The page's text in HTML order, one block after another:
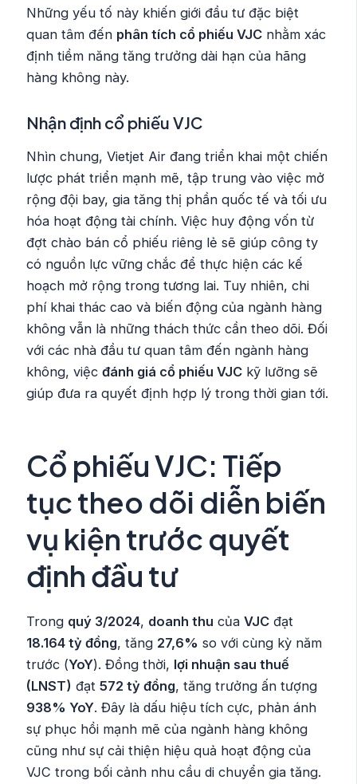
Những yếu tố này khiến giới đầu tư đặc biệt
quan tâm đến phân tích cổ phiếu VJC nhằm xác
định tiềm năng tăng trưởng dài hạn của hãng
hàng không này.
Nhận định cổ phiếuVJC
Nhìn chung, Vietjet Air đang triển khai một chiến
lược phát triển mạnh mẽ, tập trung vào việc mở
rộng đội bay, gia tăng thị phần quốc tế và tối ưu
hóa hoạt động tài chính. Việc huy động vốn từ
đợt chào bán cổ phiếu riêng lẻ sẽ giúp công ty
có nguồn lực vững chắc để thực hiện các kế
hoạch mở rộng trong tương lai. Tuy nhiên, chi
phí khai thác cao và biến động của ngành hàng
không vẫn là những thách thức cần theo dõi. Đối
với các nhà đầu tư quan tâm đến ngành hàng
không, việcđánh giá cổ phiếu VJC kỹ lưỡng sẽ
giúp đưa ra quyết định hợp lý trong thời gian tới.
Cổ phiếu VJC: Tiếp
tục theo dõi diễn biến
vụ kiện trước quyết
định đầu tư
Trong quý 3/2024, doanh thu củaVJC đạt
18.164 tỷ đồng, tăng 27,6% so với cùng kỳ năm
trước (YoY). Đồng thời, lợi nhuận sau thuế
(LNST) đạt572 tỷ đồng, tăng trưởng ấn tượng
938% YoY. Đây là dấu hiệu tích cực, phản ánh
sự phục hồi mạnh mẽ của ngành hàng không
cũng như sự cải thiện hiệu quả hoạt động của
VJC trong bối cảnh nhu cầu di chuyển gia tăng.